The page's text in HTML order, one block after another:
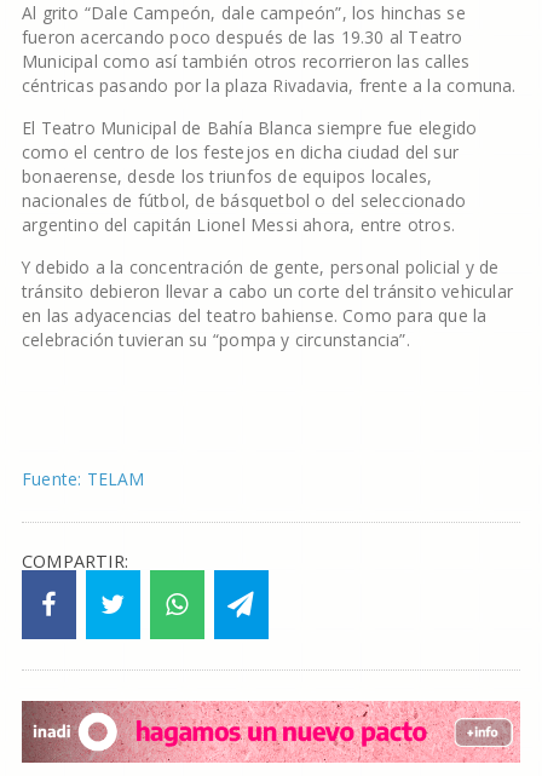
Al grito “Dale Campeón, dale campeón”, los hinchas se
fueron acercando poco después de las 19.30 al Teatro
Municipal como así también otros recorrieron las calles
céntricas pasando por la plaza Rivadavia, frente a la comuna.
El Teatro Municipal de Bahía Blanca siempre fue elegido
como el centro de los festejos en dicha ciudad del sur
bonaerense, desde los triunfos de equipos locales,
nacionales de fútbol, de básquetbol o del seleccionado
argentino del capitán Lionel Messi ahora, entre otros.
Y debido a la concentración de gente, personal policial y de
tránsito debieron llevar a cabo un corte del tránsito vehicular
en las adyacencias del teatro bahiense. Como para que la
celebración tuvieran su “pompa y circunstancia”.
Fuente: TELAM
COMPARTIR: